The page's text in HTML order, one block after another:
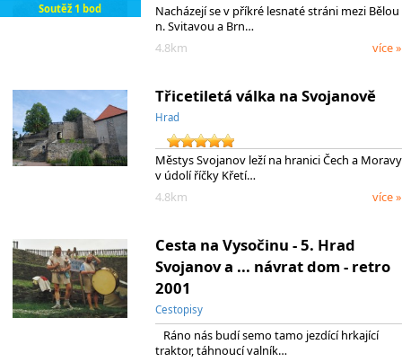
Soutěž 1 bod
Nacházejí se v příkré lesnaté stráni mezi Bělou
n. Svitavou a Brn…
4.8km
více »
Třicetiletá válka na Svojanově
Hrad
Městys Svojanov leží na hranici Čech a Moravy
v údolí říčky Křetí…
4.8km
více »
Cesta na Vysočinu - 5. Hrad
Svojanov a ... návrat dom - retro
2001
Cestopisy
Ráno nás budí semo tamo jezdící hrkající
traktor, táhnoucí valník…